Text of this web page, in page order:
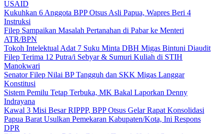
USAID
Kukuhkan 6 Anggota BPP Otsus Asli Papua, Wapres Beri 4
Instruksi
Filep Sampaikan Masalah Pertanahan di Pabar ke Menteri
ATR/BPN
Tokoh Intelektual Adat 7 Suku Minta DBH Migas Bintuni Diaudit
Filep Terima 12 Putra/i Sebyar & Sumuri Kuliah di STIH
Manokwari
Senator Filep Nilai BP Tangguh dan SKK Migas Langgar
Konstitusi
Sistem Pemilu Tetap Terbuka, MK Bakal Laporkan Denny
Indrayana
Kawal 3 Misi Besar RIPPP, BPP Otsus Gelar Rapat Konsolidasi
Papua Barat Usulkan Pemekaran Kabupaten/Kota, Ini Respons
DPR